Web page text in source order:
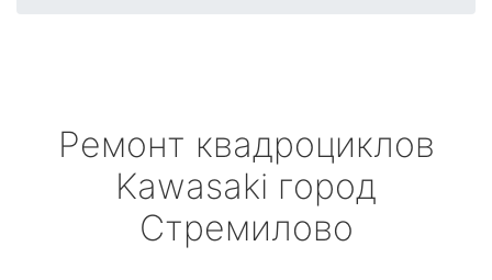
Ремонт квадроциклов
Kawasaki город
Стремилово